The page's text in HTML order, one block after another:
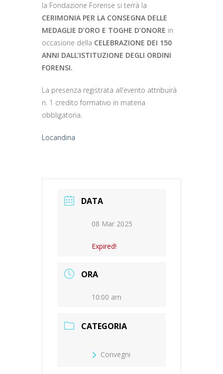
la Fondazione Forense si terrà la
CERIMONIA PER LA CONSEGNA DELLE
MEDAGLIE D’ORO E TOGHE D’ONORE in
occasione della CELEBRAZIONE DEI 150
ANNI DALL’ISTITUZIONE DEGLI ORDINI
FORENSI.
La presenza registrata all’evento attribuirà
n. 1 credito formativo in materia
obbligatoria.
Locandina
DATA
08 Mar 2025
Expired!
ORA
10:00 am
CATEGORIA
Convegni